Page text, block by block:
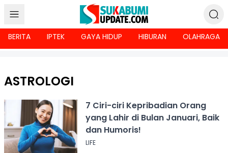
BERITA IPTEK GAYA HIDUP HIBURAN OLAHRAGA
ASTROLOGI
7 Ciri-ciri Kepribadian Orang
yang Lahir di Bulan Januari, Baik
dan Humoris!
LIFE